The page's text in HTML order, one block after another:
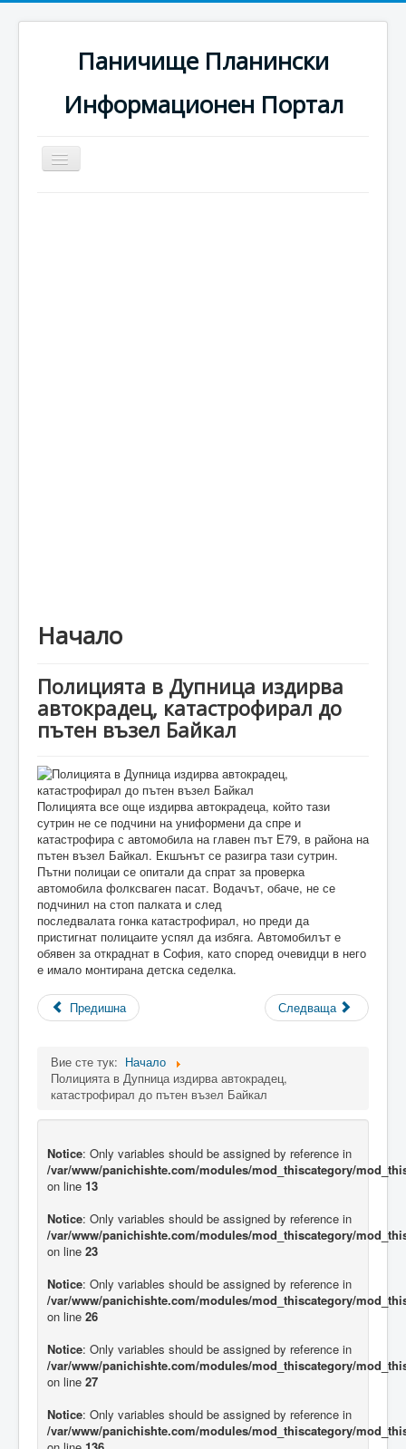
Паничище Планински
Информационен Портал
Превключи
навигация
Начало
Полицията в Дупница издирва
автокрадец, катастрофирал до
пътен възел Байкал
Полицията все още издирва автокрадеца, който тази
сутрин не се подчини на униформени да спре и
катастрофира с автомобила на главен път Е79, в района на
пътен възел Байкал. Екшънът се разигра тази сутрин.
Пътни полицаи се опитали да спрат за проверка
автомобила фолксваген пасат. Водачът, обаче, не се
подчинил на стоп палката и след
последвалата гонка катастрофирал, но преди да
пристигнат полицаите успял да избяга. Автомобилът е
обявен за откраднат в София, като според очевидци в него
е имало монтирана детска седелка.
Предишна Следваща
Вие сте тук: Начало
Полицията в Дупница издирва автокрадец,
катастрофирал до пътен възел Байкал
Notice: Only variables should be assigned by reference in
/var/www/panichishte.com/modules/mod_thiscategory/
on line 13
Notice: Only variables should be assigned by reference in
/var/www/panichishte.com/modules/mod_thiscategory/
on line 23
Notice: Only variables should be assigned by reference in
/var/www/panichishte.com/modules/mod_thiscategory/
on line 26
Notice: Only variables should be assigned by reference in
/var/www/panichishte.com/modules/mod_thiscategory/
on line 27
Notice: Only variables should be assigned by reference in
/var/www/panichishte.com/modules/mod_thiscategory/